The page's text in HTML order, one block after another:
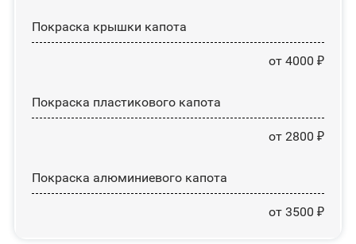
Покраска крышки капота
от 4000 ₽
Покраска пластикового капота
от 2800 ₽
Покраска алюминиевого капота
от 3500 ₽